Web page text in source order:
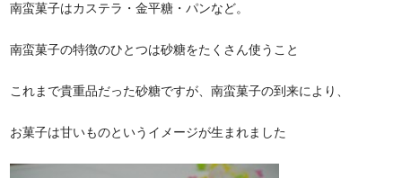
南蛮菓子はカステラ・金平糖・パンなど。
南蛮菓子の特徴のひとつは砂糖をたくさん使うこと
これまで貴重品だった砂糖ですが、南蛮菓子の到来により、
お菓子は甘いものというイメージが生まれました